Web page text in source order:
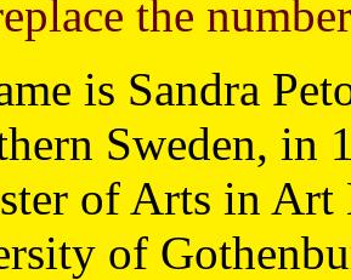
the
is Sandra
Sweden, in
of Arts in Art
of